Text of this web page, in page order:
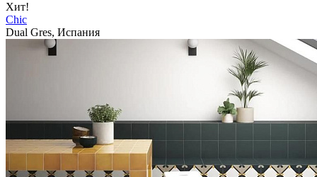
Хит!
Chic
Dual Gres, Испания